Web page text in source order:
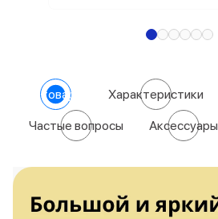
О товаре Характеристики
Частые вопросы Аксессуары